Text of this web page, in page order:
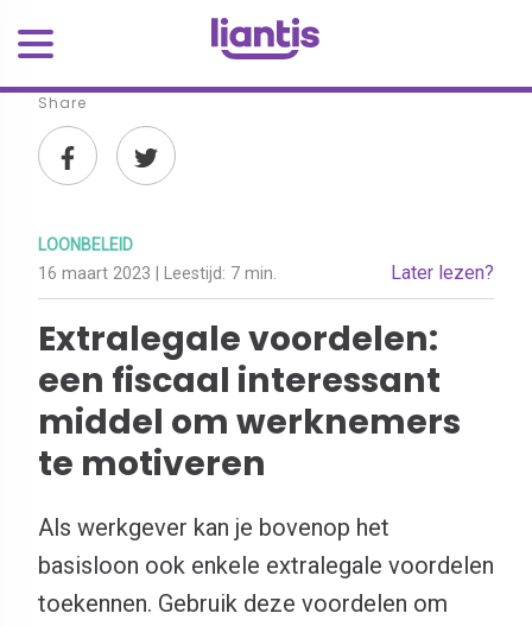
Share
LOONBELEID
16 maart 2023 | Leestijd: 7 min. Later lezen?
Extralegale voordelen:
een fiscaal interessant
middel om werknemers
te motiveren
Als werkgever kan je bovenop het
basisloon ook enkele extralegale voordelen
toekennen. Gebruik deze voordelen om